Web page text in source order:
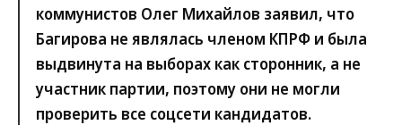
коммунистов Олег Михайлов заявил, что
Багирова не являлась членом КПРФ и была
выдвинута на выборах как сторонник, а не
участник партии, поэтому они не могли
проверить все соцсети кандидатов.